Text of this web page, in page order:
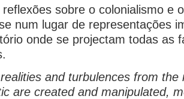
sobre o colonialismo e
num lugar de representações
onde se projectam todas as
and turbulences from the
are created and manipulated,